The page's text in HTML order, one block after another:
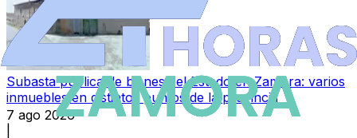
Subasta pública de bienes del Estado en Zamora: varios
inmuebles en distintos puntos de la provincia
7 ago 2026